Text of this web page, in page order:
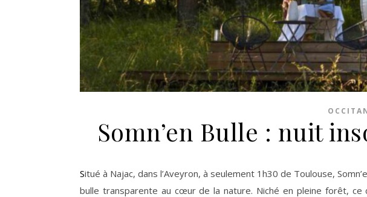
Somn’en Bulle : nuit
Situé à Najac, dans l’Aveyron, à seulement 1h30 de Toulouse, Somn’en Bulle propose une expérience aussi originale que dépaysante : passer la nuit dans une
bulle transparente au cœur de la nature. Niché en pleine forêt,